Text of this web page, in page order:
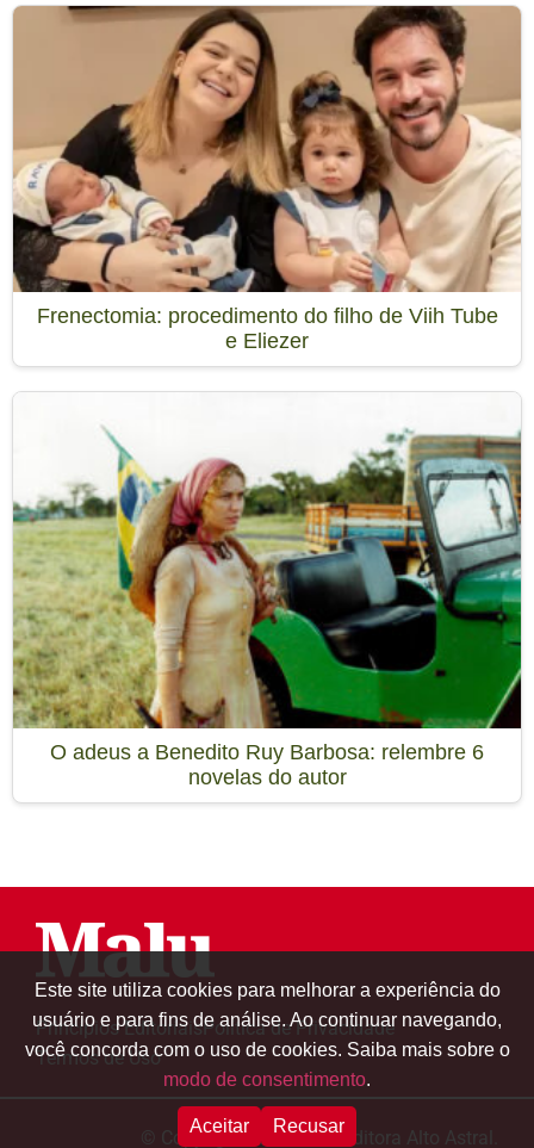
Frenectomia: procedimento do filho de Viih Tube
e Eliezer
O adeus a Benedito Ruy Barbosa: relembre 6
novelas do autor
Princípios EditoriaisPolítica de Privacidade
Termos de Uso
© Copyright 2000-2024 Editora Alto Astral.
Este site utiliza cookies para melhorar a experiência do
usuário e para fins de análise. Ao continuar navegando,
você concorda com o uso de cookies. Saiba mais sobre o
modo de consentimento.
Aceitar Recusar